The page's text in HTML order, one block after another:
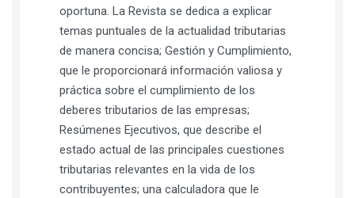
oportuna. La Revista se dedica a explicar
temas puntuales de la actualidad tributarias
de manera concisa; Gestión y Cumplimiento,
que le proporcionará información valiosa y
práctica sobre el cumplimiento de los
deberes tributarios de las empresas;
Resúmenes Ejecutivos, que describe el
estado actual de las principales cuestiones
tributarias relevantes en la vida de los
contribuyentes; una calculadora que le